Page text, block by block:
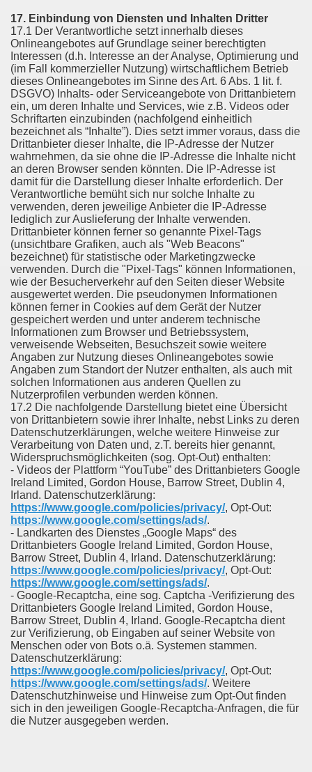
17. Einbindung von Diensten und Inhalten Dritter
17.1 Der Verantwortliche setzt innerhalb dieses
Onlineangebotes auf Grundlage seiner berechtigten
Interessen (d.h. Interesse an der Analyse, Optimierung und
(im Fall kommerzieller Nutzung) wirtschaftlichem Betrieb
dieses Onlineangebotes im Sinne des Art. 6 Abs. 1 lit. f.
DSGVO) Inhalts- oder Serviceangebote von Drittanbietern
ein, um deren Inhalte und Services, wie z.B. Videos oder
Schriftarten einzubinden (nachfolgend einheitlich
bezeichnet als “Inhalte”). Dies setzt immer voraus, dass die
Drittanbieter dieser Inhalte, die IP-Adresse der Nutzer
wahrnehmen, da sie ohne die IP-Adresse die Inhalte nicht
an deren Browser senden könnten. Die IP-Adresse ist
damit für die Darstellung dieser Inhalte erforderlich. Der
Verantwortliche bemüht sich nur solche Inhalte zu
verwenden, deren jeweilige Anbieter die IP-Adresse
lediglich zur Auslieferung der Inhalte verwenden.
Drittanbieter können ferner so genannte Pixel-Tags
(unsichtbare Grafiken, auch als "Web Beacons"
bezeichnet) für statistische oder Marketingzwecke
verwenden. Durch die "Pixel-Tags" können Informationen,
wie der Besucherverkehr auf den Seiten dieser Website
ausgewertet werden. Die pseudonymen Informationen
können ferner in Cookies auf dem Gerät der Nutzer
gespeichert werden und unter anderem technische
Informationen zum Browser und Betriebssystem,
verweisende Webseiten, Besuchszeit sowie weitere
Angaben zur Nutzung dieses Onlineangebotes sowie
Angaben zum Standort der Nutzer enthalten, als auch mit
solchen Informationen aus anderen Quellen zu
Nutzerprofilen verbunden werden können.
17.2 Die nachfolgende Darstellung bietet eine Übersicht
von Drittanbietern sowie ihrer Inhalte, nebst Links zu deren
Datenschutzerklärungen, welche weitere Hinweise zur
Verarbeitung von Daten und, z.T. bereits hier genannt,
Widerspruchsmöglichkeiten (sog. Opt-Out) enthalten:
- Videos der Plattform “YouTube” des Drittanbieters Google
Ireland Limited, Gordon House, Barrow Street, Dublin 4,
Irland. Datenschutzerklärung:
https://www.google.com/policies/privacy/, Opt-Out:
https://www.google.com/settings/ads/.
- Landkarten des Dienstes „Google Maps“ des
Drittanbieters Google Ireland Limited, Gordon House,
Barrow Street, Dublin 4, Irland. Datenschutzerklärung:
https://www.google.com/policies/privacy/, Opt-Out:
https://www.google.com/settings/ads/.
- Google-Recaptcha, eine sog. Captcha -Verifizierung des
Drittanbieters Google Ireland Limited, Gordon House,
Barrow Street, Dublin 4, Irland. Google-Recaptcha dient
zur Verifizierung, ob Eingaben auf seiner Website von
Menschen oder von Bots o.ä. Systemen stammen.
Datenschutzerklärung:
https://www.google.com/policies/privacy/, Opt-Out:
https://www.google.com/settings/ads/. Weitere
Datenschutzhinweise und Hinweise zum Opt-Out finden
sich in den jeweiligen Google-Recaptcha-Anfragen, die für
die Nutzer ausgegeben werden.